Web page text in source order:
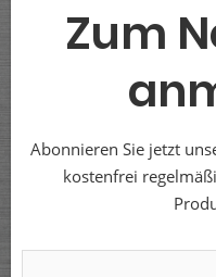
Zum
Abonnieren Sie jetzt
kostenfrei